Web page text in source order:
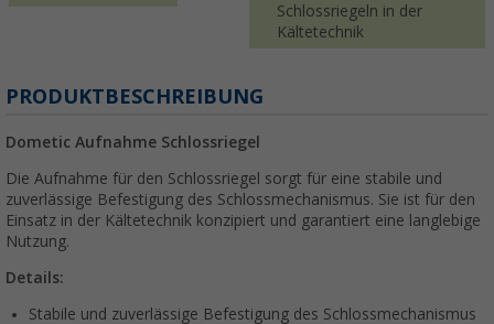
Schlossriegeln in der
Kältetechnik
PRODUKTBESCHREIBUNG
Dometic Aufnahme Schlossriegel
Die Aufnahme für den Schlossriegel sorgt für eine stabile und
zuverlässige Befestigung des Schlossmechanismus. Sie ist für den
Einsatz in der Kältetechnik konzipiert und garantiert eine langlebige
Nutzung.
Details:
Stabile und zuverlässige Befestigung des Schlossmechanismus